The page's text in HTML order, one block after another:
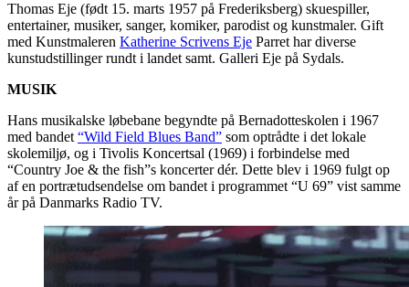
Thomas Eje (født 15. marts 1957 på Frederiksberg) skuespiller,
entertainer, musiker, sanger, komiker, parodist og kunstmaler. Gift
med Kunstmaleren Katherine Scrivens Eje Parret har diverse
kunstudstillinger rundt i landet samt. Galleri Eje på Sydals.
MUSIK
Hans musikalske løbebane begyndte på Bernadotteskolen i 1967
med bandet “Wild Field Blues Band” som optrådte i det lokale
skolemiljø, og i Tivolis Koncertsal (1969) i forbindelse med
“Country Joe & the fish”s koncerter dér. Dette blev i 1969 fulgt op
af en portrætudsendelse om bandet i programmet “U 69” vist samme
år på Danmarks Radio TV.